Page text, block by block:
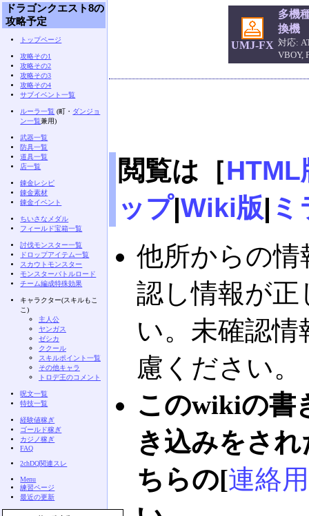
UMJ-FX
多機
換機
対応:
VBOY,
閲覧は［HTML
ップ|Wiki版| ミ
他所からの情
認し情報が
い。未確認
慮ください。
このwikiの書
き込みをさ
ちらの[連絡
ドラゴンクエスト8の
攻略予定
トップページ
攻略その1
攻略その2
攻略その3
攻略その4
サブイベント一覧
ルーラ一覧 (町・ ダンジョ
ン一覧兼用)
武器一覧
防具一覧
道具一覧
店一覧
錬金レシピ
錬金素材
錬金イベント
ちいさなメダル
フィールド宝箱一覧
討伐モンスター一覧
ドロップアイテム一覧
スカウトモンスター
モンスターバトルロード
チーム編成特殊効果
キャラクター(スキルもこ
こ)
主人公
ヤンガス
ゼシカ
ククール
スキルポイント一覧
その他キャラ
トロデ王のコメント
呪文一覧
特技一覧
経験値稼ぎ
ゴールド稼ぎ
カジノ稼ぎ
FAQ
2chDQ関連スレ
Menu
練習ページ
最近の更新